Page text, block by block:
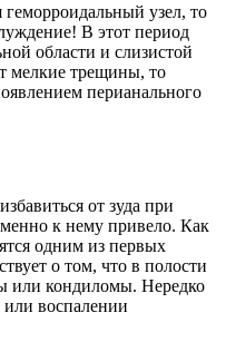
узел, то
В этот период
области и слизистой
мелкие трещины, то
перианального
от зуда при
к нему привело. Как
одним из первых
о том, что в полости
или кондиломы. Нередко
или воспалении